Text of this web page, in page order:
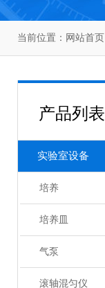
当前位置： 网站首页
产品列表
实验室设备
培养
培养皿
气泵
滚轴混匀仪